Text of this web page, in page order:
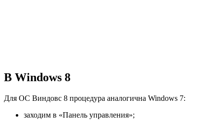
В Windows 8
Для ОС Виндовс 8 процедура аналогична Windows 7:
заходим в «Панель управления»;